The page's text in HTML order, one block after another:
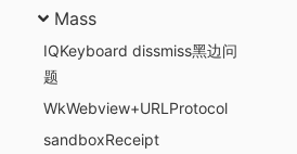
Mass
IQKeyboard dissmiss黑边问
题
WkWebview+URLProtocol
sandboxReceipt